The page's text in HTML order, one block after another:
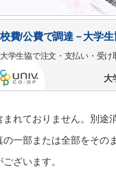
校費/公費で調達－大学生
大学生協で注文・支払い・受け
大
れておりません。別途
一部または全部をその
ざいます。